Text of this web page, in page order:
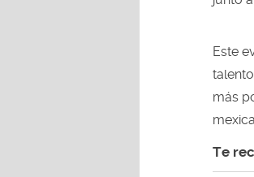
Este
más
Te